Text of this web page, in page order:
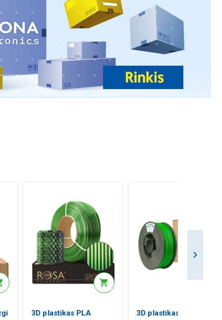
3D plastikas PLA
3D plastikas PLA žalias